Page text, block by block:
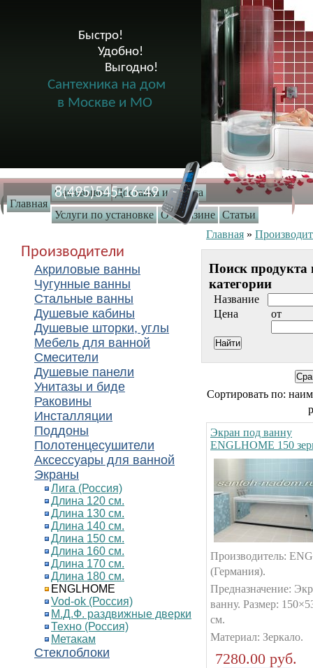
Главная
Самовывоз Доставка и оплата
Услуги по установке О магазине Статьи
Быстро!
              Удобно!
                      Выгодно!
Сантехника на дом
в Москве и МО
8(495)545-16-49
Производители
Акриловые ванны
Чугунные ванны
Стальные ванны
Душевые кабины
Душевые шторки, углы
Мебель для ванной
Смесители
Душевые панели
Унитазы и биде
Раковины
Инсталляции
Поддоны
Полотенцесушители
Аксессуары для ванной
Экраны
Лига (Россия)
Длина 120 см.
Длина 130 см.
Длина 140 см.
Длина 150 см.
Длина 160 см.
Длина 170 см.
Длина 180 см.
ENGLHOME
Vod-ok (Россия)
М.Д.Ф. раздвижные дверки
Техно (Россия)
Метакам
Стеклоблоки
Главная »
Поиск продукта
категории
Название
Цена
от
Сортировать по:
Экран под ванну
ENGLHOME 150
Производитель:
(Германия).
Предназначение:
ванну. Размер:
см.
Материал: Зеркало.
7280.00 руб.